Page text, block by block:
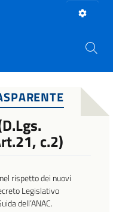
c.2)
rispetto dei nuovi
Legislativo
dell’ANAC.